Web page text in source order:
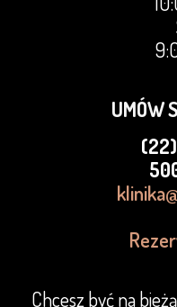
UMÓW
Chcesz być na